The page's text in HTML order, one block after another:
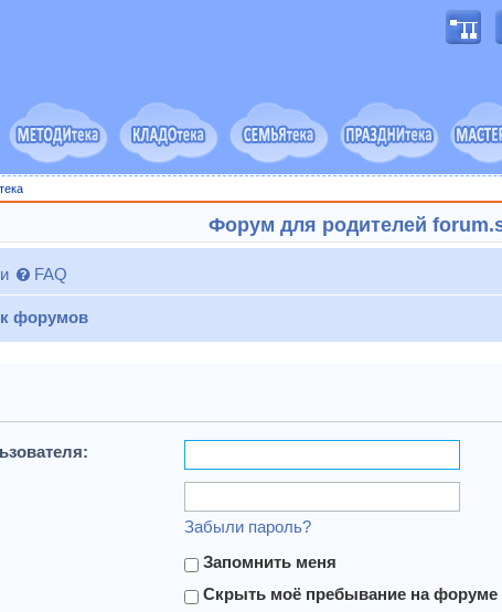
Форум для родителей
FAQ
форумов
Забыли пароль?
Запомнить меня
Скрыть моё пребывание на форуме